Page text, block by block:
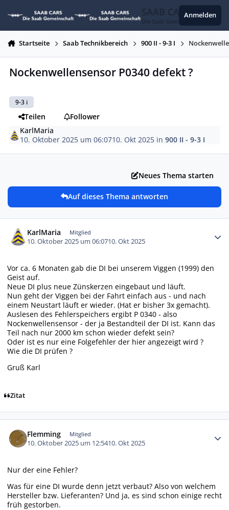
SAAB CARS
Die Saab Gemeinschaft
Anmelden
Startseite Saab Technikbereich 900 II - 9-3 I
Nockenwellensensor P0340 defekt ?
9-3 i
Teilen
Follower
KarlMaria
10. Oktober 2025 um 06:0710. Okt 2025 in900 II - 9-3 I
Neues Thema starten
Auf dieses Thema antworten
KarlMaria Mitglied
10. Oktober 2025 um 06:0710. Okt 2025
Vor ca. 6 Monaten gab die DI bei unserem Viggen (1999) den
Geist auf.
Neue DI plus neue Zünskerzen eingebaut und läuft.
Nun geht der Viggen bei der Fahrt einfach aus - und nach
einem Neustart läuft er wieder. (Hat er bisher 3x gemacht).
Auslesen des Fehlerspeichers ergibt P 0340 - also
Nockenwellensensor - der ja Bestandteil der DI ist. Kann das
Teil nach nur 2000 km schon wieder defekt sein?
Oder ist es nur eine Folgefehler der hier angezeigt wird ?
Wie die DI prüfen ?
Gruß Karl
Zitat
Flemming Mitglied
10. Oktober 2025 um 12:5410. Okt 2025
Nur der eine Fehler?
Was für eine DI wurde denn jetzt verbaut? Also von welchem
Hersteller bzw. Lieferanten? Und ja, es sind schon einige recht
früh gestorben.